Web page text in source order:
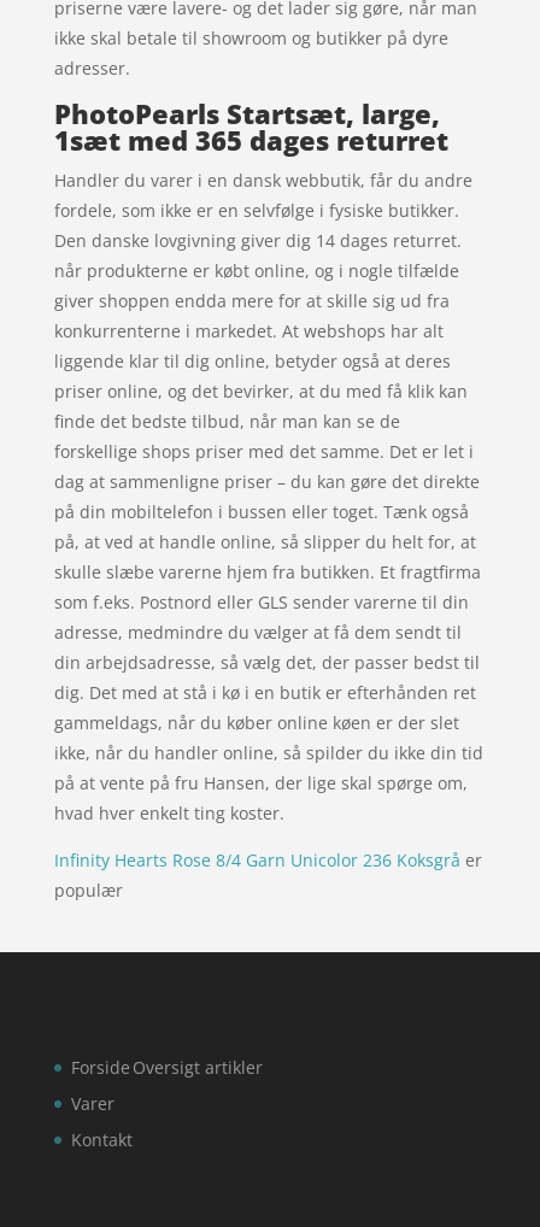
priserne være lavere- og det lader sig gøre, når man
ikke skal betale til showroom og butikker på dyre
adresser.
PhotoPearls Startsæt, large,
1sæt med 365 dages returret
Handler du varer i en dansk webbutik, får du andre
fordele, som ikke er en selvfølge i fysiske butikker.
Den danske lovgivning giver dig 14 dages returret.
når produkterne er købt online, og i nogle tilfælde
giver shoppen endda mere for at skille sig ud fra
konkurrenterne i markedet. At webshops har alt
liggende klar til dig online, betyder også at deres
priser online, og det bevirker, at du med få klik kan
finde det bedste tilbud, når man kan se de
forskellige shops priser med det samme. Det er let i
dag at sammenligne priser – du kan gøre det direkte
på din mobiltelefon i bussen eller toget. Tænk også
på, at ved at handle online, så slipper du helt for, at
skulle slæbe varerne hjem fra butikken. Et fragtfirma
som f.eks. Postnord eller GLS sender varerne til din
adresse, medmindre du vælger at få dem sendt til
din arbejdsadresse, så vælg det, der passer bedst til
dig. Det med at stå i kø i en butik er efterhånden ret
gammeldags, når du køber online køen er der slet
ikke, når du handler online, så spilder du ikke din tid
på at vente på fru Hansen, der lige skal spørge om,
hvad hver enkelt ting koster.
Infinity Hearts Rose 8/4 Garn Unicolor 236 Koksgrå er
populær
Forside
Varer
Kontakt
Oversigt artikler